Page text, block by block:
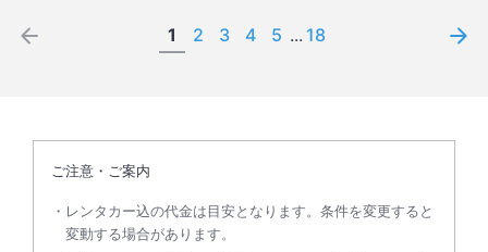
1 2 3 4 5 ... 18
ご注意・ご案内
レンタカー込の代金は目安となります。条件を変更すると
変動する場合があります。